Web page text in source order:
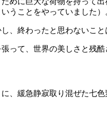
うことをやっていました）
、終わったと思わないこ
って、世界の美しさと残
、緩急静寂取り混ぜた七